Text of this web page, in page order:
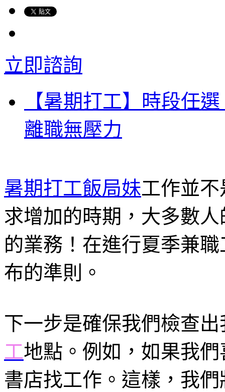
立即諮詢
【暑期打工】時段任
離職無壓力
暑期打工飯局妹工作並
求增加的時期，大多數
的業務！在進行夏季兼
布的準則。
下一步是確保我們檢查
工地點。例如，如果我
書店找工作。這樣，我